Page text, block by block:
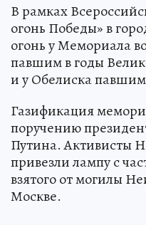
В рамках
огонь Победы» в
огонь у Мемориала
павшим в годы
и у Обелиска павшим
Газификация
поручению
Путина. Активисты
привезли лампу с
взятого от могилы
Москве.